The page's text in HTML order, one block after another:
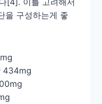
을 구성하는게 좋
434mg